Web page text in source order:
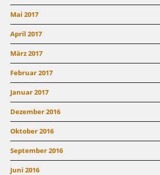
Mai 2017
April 2017
März 2017
Februar 2017
Januar 2017
Dezember 2016
Oktober 2016
September 2016
Juni 2016